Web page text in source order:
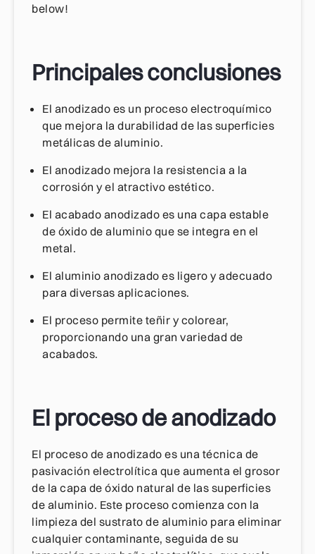
below!
Principales conclusiones
El anodizado es un proceso electroquímico
que mejora la durabilidad de las superficies
metálicas de aluminio.
El anodizado mejora la resistencia a la
corrosión y el atractivo estético.
El acabado anodizado es una capa estable
de óxido de aluminio que se integra en el
metal.
El aluminio anodizado es ligero y adecuado
para diversas aplicaciones.
El proceso permite teñir y colorear,
proporcionando una gran variedad de
acabados.
El proceso de anodizado
El proceso de anodizado es una técnica de
pasivación electrolítica que aumenta el grosor
de la capa de óxido natural de las superficies
de aluminio. Este proceso comienza con la
limpieza del sustrato de aluminio para eliminar
cualquier contaminante, seguida de su